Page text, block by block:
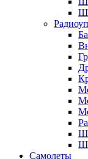
Самолеты